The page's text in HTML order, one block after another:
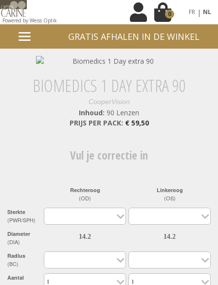
Powered by Weiss Optik
0 FR | NL
GRATIS AFHALEN IN DE WINKEL
BIOMEDICS 1 DAY EXTRA 90
CooperVision
Inhoud: 90 Lenzen
PRIJS PER PACK: € 59,50
Vul je correctie in
Sterkte
(PWR/SPH)
Diameter
(DIA)
Radius
(BC)
Aantal
Rechteroog
(OD)
Linkeroog
(OS)